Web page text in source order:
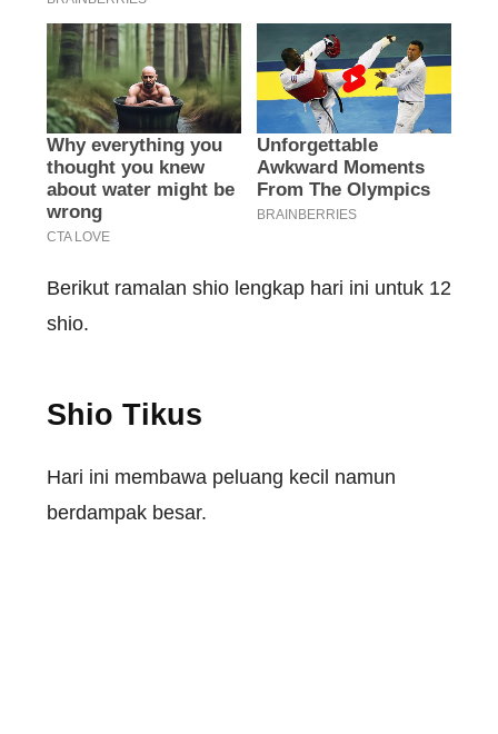
Berikut ramalan shio lengkap hari ini untuk 12
shio.
Shio Tikus
Hari ini membawa peluang kecil namun
berdampak besar.